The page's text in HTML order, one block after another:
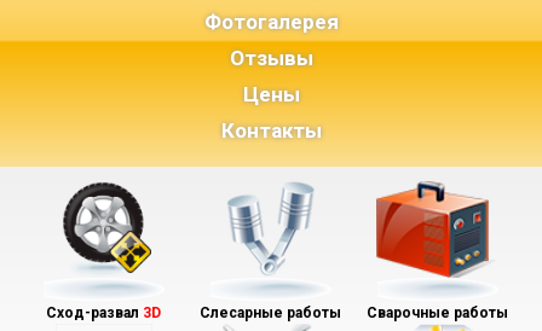
Фотогалерея
Отзывы
Цены
Контакты
Сход-развал 3D Слесарные работы Сварочные работы